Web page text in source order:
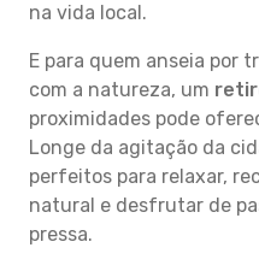
na vida local.
E para quem anseia por
com a natureza, um
proximidades pode
Longe da agitação da
perfeitos para relaxar,
natural e desfrutar de
pressa.